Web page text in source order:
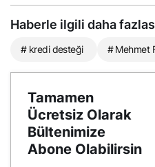
Haberle ilgili daha
# kredi desteği # Mehmet
Tamamen
Ücretsiz Olarak
Bültenimize
Abone Olabilirsin